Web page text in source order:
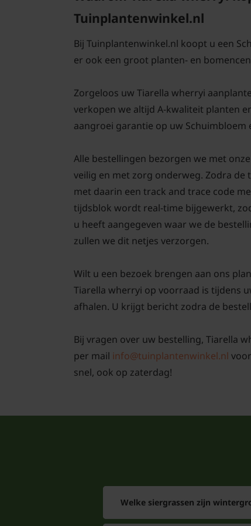
Tuinplantenwinkel.nl
Bij Tuinplantenwinkel.nl koopt u een
er ook een groot planten- en
Zorgeloos uw Tiarella wherryi
verkopen we altijd A-kwaliteit planten
aangroei garantie op uw
Alle bestellingen bezorgen we met
veilig en met zorg onderweg. Zodra
met daarin een track and trace code
tijdsblok wordt real-time bijgewerkt,
u heeft aangegeven waar we de
zullen we dit netjes verzorgen.
Wilt u een bezoek brengen aan ons
Tiarella wherryi op voorraad is tijdens
afhalen. U krijgt bericht zodra de
Bij vragen over uw bestelling, Tiarella
per mail info@tuinplantenwinkel.nl
snel, ook op zaterdag!
Welke siergrassen zijn